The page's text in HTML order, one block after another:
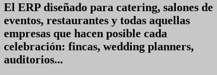
El ERP diseñado para catering, salones de
eventos, restaurantes y todas aquellas
empresas que hacen posible cada
celebración: fincas, wedding planners,
auditorios...